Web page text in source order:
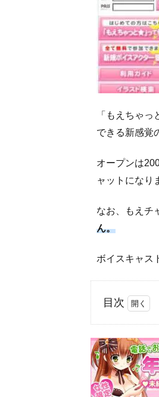
「もえちゃ
できる新感覚
オープンは
ャットになり
なお、もえチ
ん。
ボイスキャス
目次
も
え
ち
ゃ
っ